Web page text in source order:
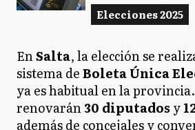
Elecciones 2025
EnSalta, la elección se
sistema deBoleta Única
ya es habitual en la
renovarán30 diputadosy
además de concejales y